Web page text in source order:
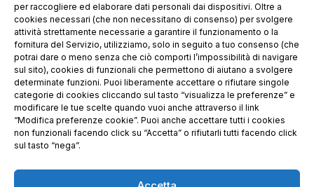
per raccogliere ed elaborare dati personali dai dispositivi. Oltre a
cookies necessari (che non necessitano di consenso) per svolgere
attività strettamente necessarie a garantire il funzionamento o la
fornitura del Servizio, utilizziamo, solo in seguito a tuo consenso (che
potrai dare o meno senza che ciò comporti l’impossibilità di navigare
sul sito), cookies di funzionali che permettono di aiutano a svolgere
determinate funzioni. Puoi liberamente accettare o rifiutare singole
categorie di cookies cliccando sul tasto “visualizza le preferenze” e
modificare le tue scelte quando vuoi anche attraverso il link
“Modifica preferenze cookie”. Puoi anche accettare tutti i cookies
non funzionali facendo click su “Accetta” o rifiutarli tutti facendo click
sul tasto “nega”.